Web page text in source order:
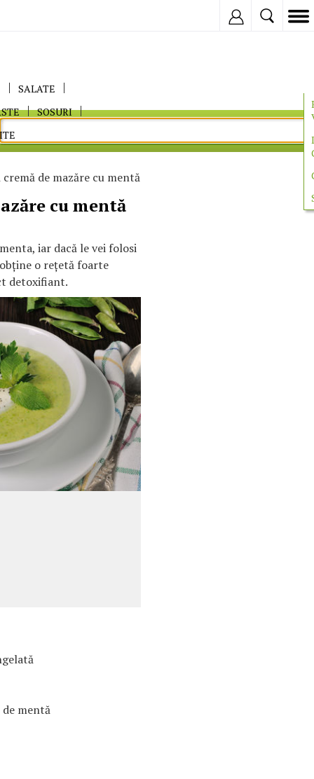
SALATE
SOSURI
de mazăre cu mentă
cu mentă
iar dacă le vei folosi
o reţetă foarte
detoxifiant.
mentă